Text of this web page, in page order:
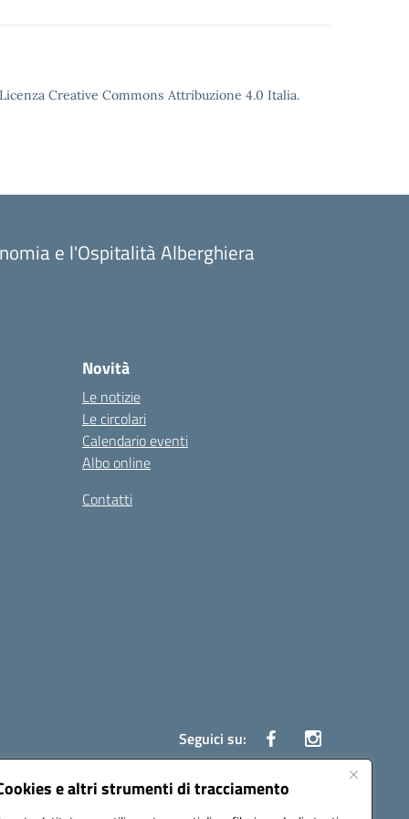
e altri strumenti di tracciamento
Creative Commons Attribuzione 4.0 Italia.
e l'Ospitalità Alberghiera
Novità
Le notizie
Le circolari
Calendario eventi
Albo online
Contatti
Seguici su: